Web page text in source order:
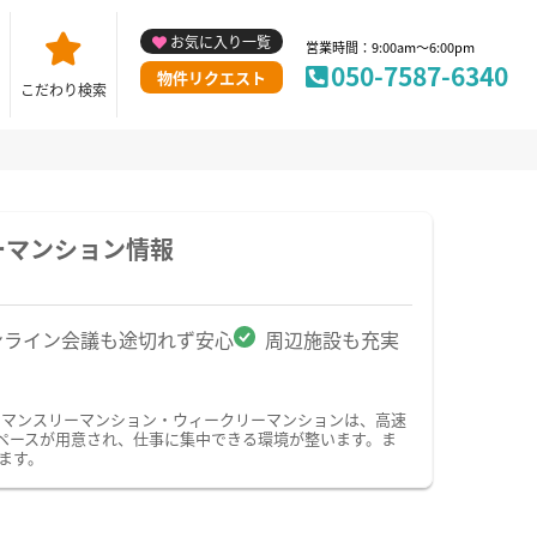
こだわり検索
お気に入り一覧
物件リクエスト
営業時間：9:00am～6:00pm
050-7587-6340
ンション情報
イン会議も途切れず安心 周辺施設も充実
ンスリーマンション・ウィークリーマンションは、高速
スが用意され、仕事に集中できる環境が整います。ま
。